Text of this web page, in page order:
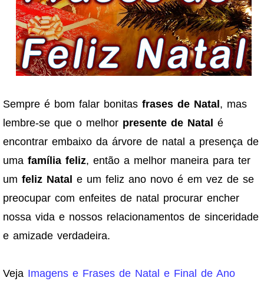
Sempre é bom falar bonitas frases de Natal, mas
lembre-se que o melhor presente de Natal é
encontrar embaixo da árvore de natal a presença de
uma família feliz, então a melhor maneira para ter
um feliz Natal e um feliz ano novo é em vez de se
preocupar com enfeites de natal procurar encher
nossa vida e nossos relacionamentos de sinceridade
e amizade verdadeira.
Veja Imagens e Frases de Natal e Final de Ano